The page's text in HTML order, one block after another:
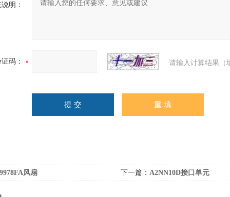
明：
码： 请输入计算结果（
风扇 下一篇： A2NN10D接口单元